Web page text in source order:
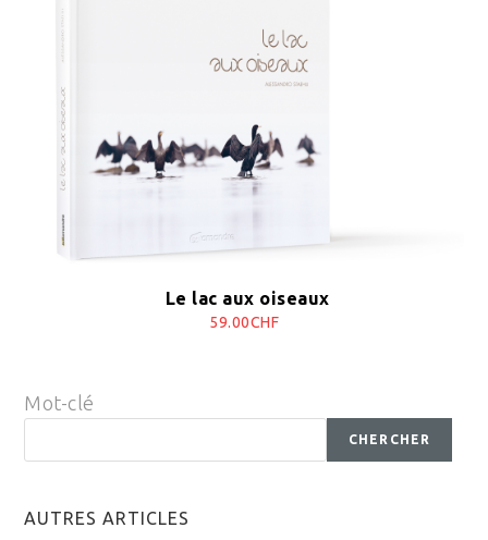
Le lac aux oiseaux
59.00CHF
Mot-clé
CHERCHER
AUTRES ARTICLES